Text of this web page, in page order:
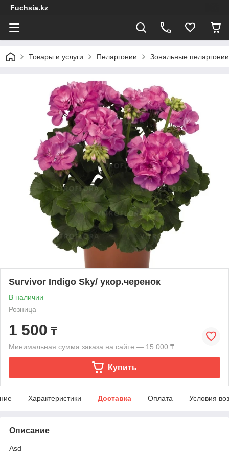
Fuchsia.kz
Товары и услуги Пеларгонии Зональные пеларгонии
Survivor Indigo Sky/ укор.черенок
В наличии
Розница
1 500 ₸
Минимальная сумма заказа на сайте — 15 000 ₸
Купить
Характеристики Доставка Оплата Условия
Описание
Asd